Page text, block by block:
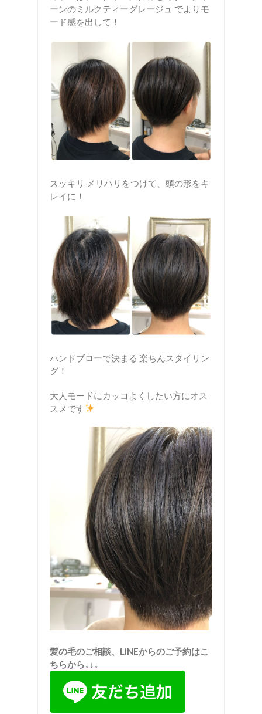
ーンのミルクティーグレージュ でよりモ
ード感を出して！
スッキリ メリハリをつけて、頭の形をキ
レイに！
ハンドブローで決まる 楽ちんスタイリン
グ！
大人モードにカッコよくしたい方にオス
スメです
髪の毛のご相談、LINEからのご予約はこ
ちらから↓↓↓